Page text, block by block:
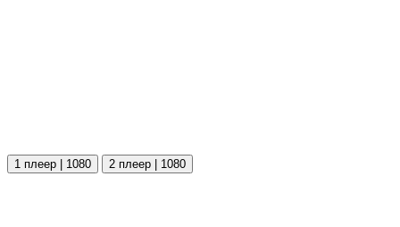
1 плеер | 1080 2 плеер | 1080